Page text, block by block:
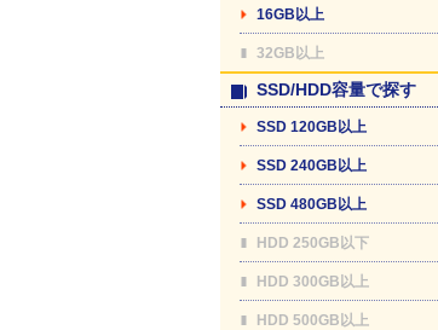
16GB以上
32GB以上
SSD/HDD容量で探す
SSD 120GB以上
SSD 240GB以上
SSD 480GB以上
HDD 250GB以下
HDD 300GB以上
HDD 500GB以上